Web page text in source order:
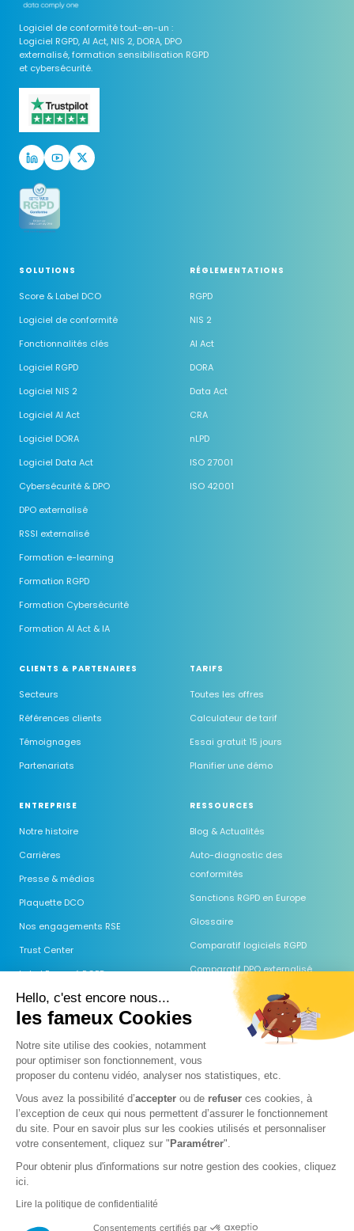
Hello, c'est encore nous...
les fameux Cookies
Notre site utilise des cookies, notamment
pour optimiser son fonctionnement, vous
proposer du contenu vidéo, analyser nos statistiques, etc.
Vous avez la possibilité d’accepter ou de refuser ces cookies, à
l’exception de ceux qui nous permettent d’assurer le fonctionnement
du site. Pour en savoir plus sur les cookies utilisés et personnaliser
votre consentement, cliquez sur "Paramétrer".
Pour obtenir plus d'informations sur notre gestion des cookies, cliquez
ici.
Lire la politique de confidentialité
Consentements certifiés par
Logiciel de conformité tout-en-un :
Logiciel RGPD, AI Act, NIS 2, DORA, DPO
externalisé, formation sensibilisation RGPD
et cybersécurité.
SOLUTIONS
Score & Label DCO
Logiciel de conformité
Fonctionnalités clés
Logiciel RGPD
Logiciel NIS 2
Logiciel AI Act
Logiciel DORA
Logiciel Data Act
Cybersécurité & DPO
DPO externalisé
RSSI externalisé
Formation e-learning
Formation RGPD
Formation Cybersécurité
Formation AI Act & IA
RÉGLEMENTATIONS
RGPD
NIS 2
AI Act
DORA
Data Act
CRA
nLPD
ISO 27001
ISO 42001
CLIENTS & PARTENAIRES
Secteurs
Références clients
Témoignages
Partenariats
TARIFS
Toutes les offres
Calculateur de tarif
Essai gratuit 15 jours
Planifier une démo
ENTREPRISE
Notre histoire
Carrières
Presse & médias
Plaquette DCO
Nos engagements RSE
Trust Center
Label Engagé RGPD
RESSOURCES
Blog & Actualités
Auto-diagnostic des
conformités
Sanctions RGPD en Europe
Glossaire
Comparatif logiciels RGPD
Comparatif DPO externalisé
Guides & Modèles
Webinaires
Centre d'aide
FAQ
Comparatif des IA (RGPD)
Prospection & IA 2026
Mentions légales Politique de confidentialité
©2026 Data Comply One.Tous droits réservés.